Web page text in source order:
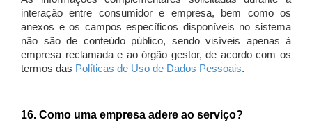
interação entre consumidor e empresa, bem como os
anexos e os campos específicos disponíveis no sistema
não são de conteúdo público, sendo visíveis apenas à
empresa reclamada e ao órgão gestor, de acordo com os
termos das Políticas de Uso de Dados Pessoais.
16. Como uma empresa adere ao serviço?